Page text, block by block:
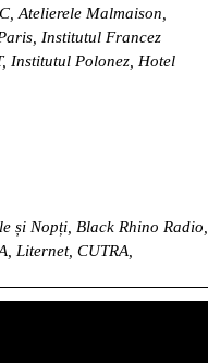
Atelierele Malmaison,
Institutul Francez
Institutul Polonez, Hotel
și Nopți, Black Rhino Radio,
Liternet, CUTRA,